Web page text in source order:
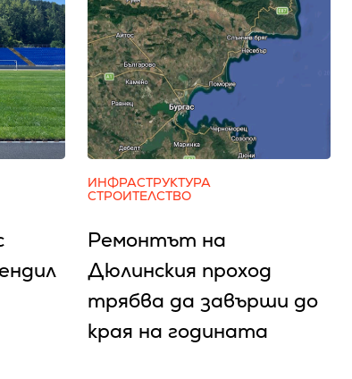
ИНФРАСТРУКТУРА
СТРОИТЕЛСТВО
Ремонтът на
Дюлинския проход
трябва да завърши до
края на годината